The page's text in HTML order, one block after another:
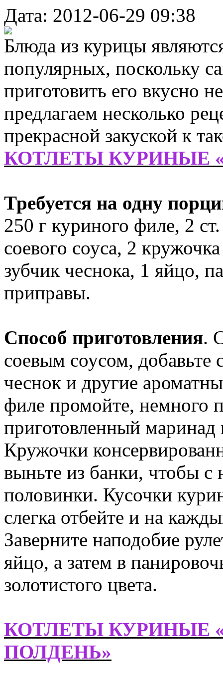
Дата: 2012-06-29 09:38
Блюда из курицы
популярных, поскольку
приготовить его вкусно
предлагаем несколько
прекрасной закуской к
КОТЛЕТЫ КУРИНЫЕ
Требуется на одну
250 г куриного филе, 2
соевого соуса, 2
зубчик чеснока, 1 яйцо,
приправы.
Способ приготовления.
соевым соусом, добавьте
чеснок и другие
филе промойте, немного
приготовленный
Кружочки
выньте из банки, чтобы с
половинки. Кусочки
слегка отбейте и на
Заверните наподобие
яйцо, а затем в
золотистого цвета.
КОТЛЕТЫ КУРИНЫЕ
ПОЛДЕНЬ»